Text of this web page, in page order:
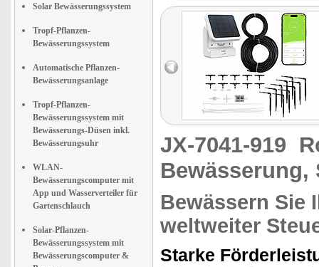
Solar Bewässerungssystem
Tropf-Pflanzen-
Bewässerungssystem
Automatische Pflanzen-
Bewässerungsanlage
Tropf-Pflanzen-
Bewässerungssystem mit
Bewässerungs-Düsen inkl.
Bewässerungsuhr
WLAN-
Bewässerungscomputer mit
App und Wasserverteiler für
Gartenschlauch
Solar-Pflanzen-
Bewässerungssystem mit
Bewässerungscomputer &
Stromnetz."
JX-7041-919
Bewässerung,
Bewässern Sie
weltweiter
Starke